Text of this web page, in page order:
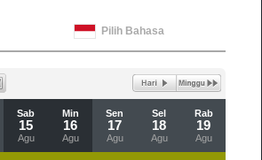
Pilih Bahasa
Sab
15
Agu
Min
16
Agu
Sen
17
Agu
Sel
18
Agu
Rab
19
Agu